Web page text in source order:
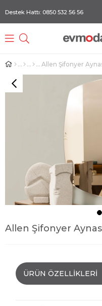
Destek Hattı: 0850 532 56 56
Allen Şifonyer
Allen Şifonyer
ÜRÜN ÖZELLIKLERI